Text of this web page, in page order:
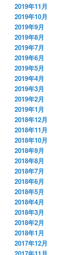
2019年11月
2019年10月
2019年9月
2019年8月
2019年7月
2019年6月
2019年5月
2019年4月
2019年3月
2019年2月
2019年1月
2018年12月
2018年11月
2018年10月
2018年9月
2018年8月
2018年7月
2018年6月
2018年5月
2018年4月
2018年3月
2018年2月
2018年1月
2017年12月